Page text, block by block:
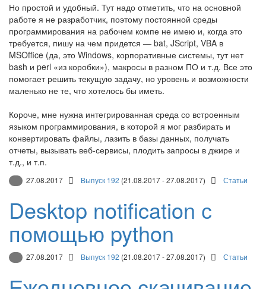
Но простой и удобный. Тут надо отметить, что на основной
работе я не разработчик, поэтому постоянной среды
программирования на рабочем компе не имею и, когда это
требуется, пишу на чем придется — bat, JScript, VBA в
MSOffice (да, это Windows, корпоративные системы, тут нет
bash и perl «из коробки»), макросы в разном ПО и т.д. Все это
помогает решить текущую задачу, но уровень и возможности
маленько не те, что хотелось бы иметь.
Короче, мне нужна интегрированная среда со встроенным
языком программирования, в которой я мог разбирать и
конвертировать файлы, лазить в базы данных, получать
отчеты, вызывать веб-сервисы, плодить запросы в джире и
т.д., и т.п.
27.08.2017 Выпуск 192 (21.08.2017 - 27.08.2017) Статьи
Desktop notification с
помощью python
27.08.2017 Выпуск 192 (21.08.2017 - 27.08.2017) Статьи